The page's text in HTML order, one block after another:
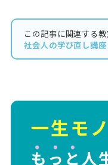
この記事に関連する
社会人の学び直し講